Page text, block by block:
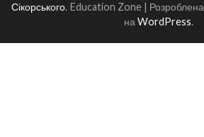
Сікорського. Education Zone | Розроблена
на WordPress.